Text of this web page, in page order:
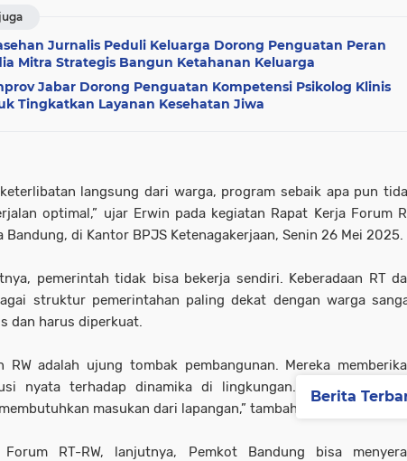
Jurnalis Peduli Keluarga Dorong Penguatan Peran
Mitra Strategis Bangun Ketahanan Keluarga
Jabar Dorong Penguatan Kompetensi Psikolog Klinis
Tingkatkan Layanan Kesehatan Jiwa
keterlibatan langsung dari warga, program sebaik apa pun
optimal,” ujar Erwin pada kegiatan Rapat Kerja Forum
Bandung, di Kantor BPJS Ketenagakerjaan, Senin 26 Mei 2025.
pemerintah tidak bisa bekerja sendiri. Keberadaan RT
struktur pemerintahan paling dekat dengan warga
dan harus diperkuat.
RW adalah ujung tombak pembangunan. Mereka
nyata terhadap dinamika di lingkungan. Pemerintah kota
masukan dari lapangan,” tambahnya.
Forum RT-RW, lanjutnya, Pemkot Bandung bisa
Berita